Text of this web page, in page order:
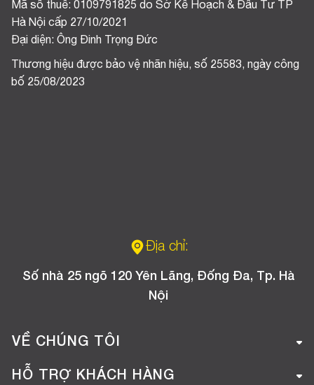
Mã số thuế: 0109791825 do Sở Kế Hoạch & Đầu Tư TP
Hà Nội cấp 27/10/2021
Đại diện: Ông Đinh Trọng Đức
Thương hiệu được bảo vệ nhãn hiệu, số 25583, ngày công
bố 25/08/2023
Địa chỉ:
Số nhà 25 ngõ 120 Yên Lãng, Đống Đa, Tp. Hà
Nội
VỀ CHÚNG TÔI
Giới thiệu công ty
HỖ TRỢ KHÁCH HÀNG